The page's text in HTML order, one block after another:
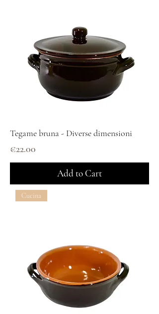
Tegame bruna - Diverse dimensioni
Price
€22.00
Add to Cart
Cucina